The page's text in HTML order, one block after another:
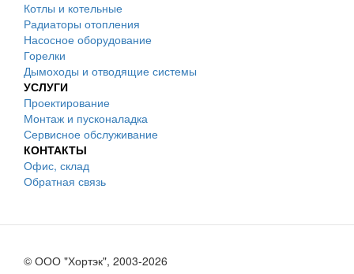
Котлы и котельные
Радиаторы отопления
Насосное оборудование
Горелки
Дымоходы и отводящие системы
УСЛУГИ
Проектирование
Монтаж и пусконаладка
Сервисное обслуживание
КОНТАКТЫ
Офис, склад
Обратная связь
© ООО "Хортэк", 2003-2026